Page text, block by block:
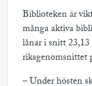
Biblioteken är
många aktiva
lånar i snitt
riksgenomsnittet
– Under hösten